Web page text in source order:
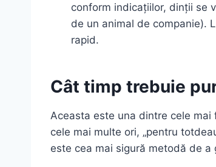
conform indicațiilor, dinții se
de un animal de companie).
rapid.
Cât timp trebuie
Aceasta este una dintre cele
cele mai multe ori, „pentru
este cea mai sigură metodă de